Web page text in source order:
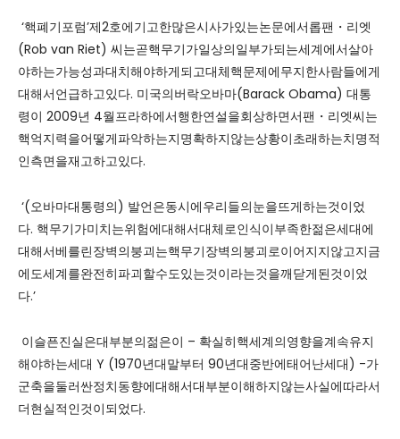
‘핵폐기포럼’제2호에기고한많은시사가있는논문에서롭팬・리엣
(Rob van Riet) 씨는곧핵무기가일상의일부가되는세계에서살아
야하는가능성과대치해야하게되고대체핵문제에무지한사람들에게
대해서언급하고있다. 미국의버락오바마(Barack Obama) 대통
령이 2009년 4월프라하에서행한연설을회상하면서팬・리엣씨는
핵억지력을어떻게파악하는지명확하지않는상황이초래하는치명적
인측면을재고하고있다.
‘(오바마대통령의) 발언은동시에우리들의눈을뜨게하는것이었
다. 핵무기가미치는위험에대해서대체로인식이부족한젊은세대에
대해서베를린장벽의붕괴는핵무기장벽의붕괴로이어지지않고지금
에도세계를완전히파괴할수도있는것이라는것을깨닫게된것이었
다.’
이슬픈진실은대부분의젊은이 – 확실히핵세계의영향을계속유지
해야하는세대 Y (1970년대말부터 90년대중반에태어난세대) -가
군축을둘러싼정치동향에대해서대부분이해하지않는사실에따라서
더현실적인것이되었다.